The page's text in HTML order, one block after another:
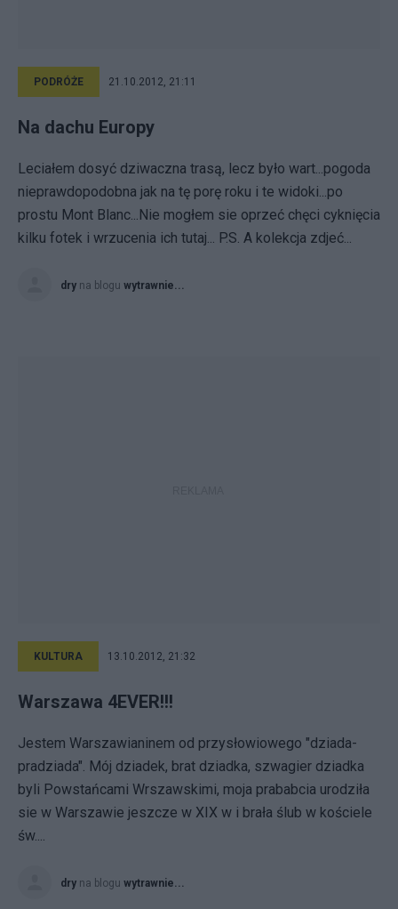
PODRÓŻE 21.10.2012, 21:11
Na dachu Europy
Leciałem dosyć dziwaczna trasą, lecz było wart...pogoda
nieprawdopodobna jak na tę porę roku i te widoki...po
prostu Mont Blanc...Nie mogłem sie oprzeć chęci cyknięcia
kilku fotek i wrzucenia ich tutaj... P.S. A kolekcja zdjeć...
dry na blogu wytrawnie...
KULTURA 13.10.2012, 21:32
Warszawa 4EVER!!!
Jestem Warszawianinem od przysłowiowego "dziada-
pradziada". Mój dziadek, brat dziadka, szwagier dziadka
byli Powstańcami Wrszawskimi, moja prababcia urodziła
sie w Warszawie jeszcze w XIX w i brała ślub w kościele
św....
dry na blogu wytrawnie...